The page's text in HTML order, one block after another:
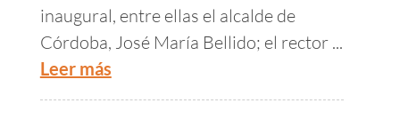
inaugural, entre ellas el alcalde de
Córdoba, José María Bellido; el rector ...
Leer más